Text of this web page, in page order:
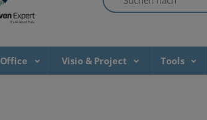
Office Visio & Project Tools